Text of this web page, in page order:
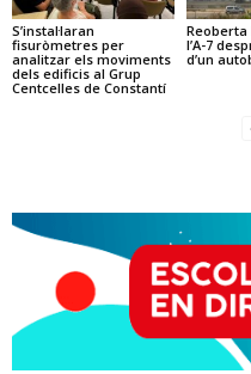
S’instal·laran
fisuròmetres per
analitzar els moviments
dels edificis al Grup
Centcelles de Constantí
l’A-7
d’un